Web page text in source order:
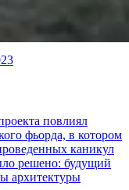
повлиял
фьорда, в котором
каникул
решено: будущий
архитектуры